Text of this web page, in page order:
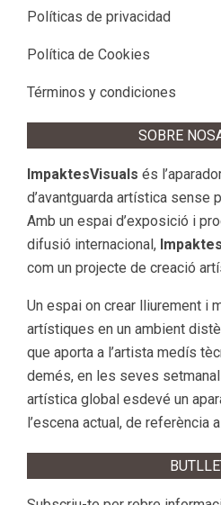
Políticas de privacidad
Política de Cookies
Términos y condiciones
SOBRE
ImpaktesVisuals és
d’avantguarda artística sense
Amb un espai d’exposició i
difusió internacional,
com un projecte de creació
Un espai on crear lliurement i
artístiques en un ambient
que aporta a l’artista medís
demés, en les seves
artística global esdevé un
l’escena actual, de referència